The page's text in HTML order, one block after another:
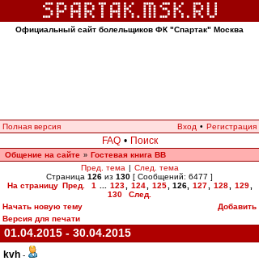
Официальный сайт болельщиков ФК "Спартак" Москва
Полная версия Вход • Регистрация
FAQ • Поиск
Общение на сайте » Гостевая книга ВВ
Пред. тема | След. тема
Страница 126 из 130 [ Сообщений: 6477 ]
На страницу Пред. 1 123 124 125 126 127 128 129
130
След.
Начать новую тему
Добавить
Версия для печати
01.04.2015 - 30.04.2015
kvh -